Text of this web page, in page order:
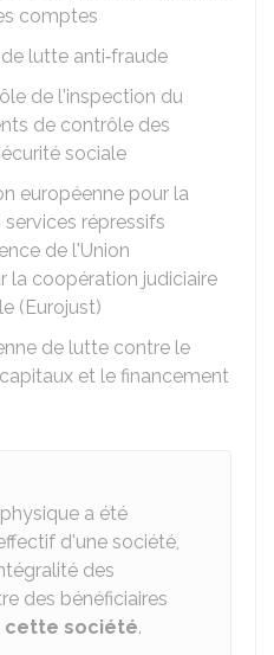
comptes
lutte anti‑fraude
de l'inspection du
de contrôle des
sociale
européenne pour la
répressifs
de l'Union
la coopération judiciaire
(Eurojust)
de lutte contre le
et le financement
a été
d'une société,
des
des bénéficiaires
cette société.